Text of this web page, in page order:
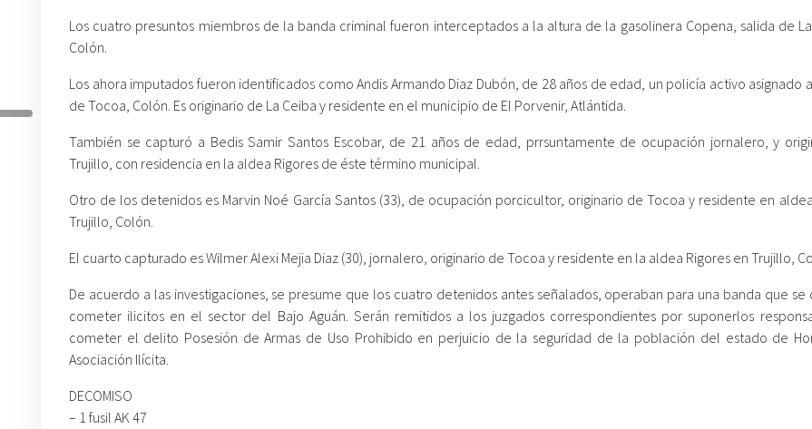
Los cuatro presuntos miembros de la banda criminal fueron interceptados a la altura de la gasolinera Copena, salida de
Colón.
Los ahora imputados fueron identificados como Andis Armando Diaz Dubón, de 28 años de edad, un policía activo asignado a
de Tocoa, Colón. Es originario de La Ceiba y residente en el municipio de El Porvenir, Atlántida.
También se capturó a Bedis Samir Santos Escobar, de 21 años de edad, prrsuntamente de ocupación jornalero, y
Trujillo, con residencia en la aldea Rigores de éste término municipal.
Otro de los detenidos es Marvin Noé García Santos (33), de ocupación porcicultor, originario de Tocoa y residente en
Trujillo, Colón.
El cuarto capturado es Wilmer Alexi Mejia Diaz (30), jornalero, originario de Tocoa y residente en la aldea Rigores en Trujillo,
De acuerdo a las investigaciones, se presume que los cuatro detenidos antes señalados, operaban para una banda que se
cometer ilicitos en el sector del Bajo Aguán. Serán remitidos a los juzgados correspondientes por suponerlos
cometer el delito Posesión de Armas de Uso Prohibido en perjuicio de la seguridad de la población del estado de
Asociación Ilícita.
DECOMISO
– 1 fusil AK 47